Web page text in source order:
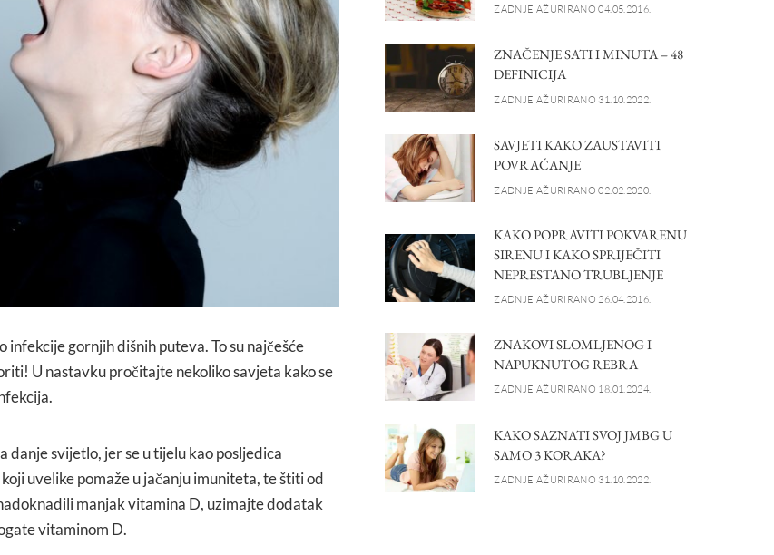
infekcije gornjih dišnih puteva. To su najčešće
U nastavku pročitajte nekoliko savjeta kako se
danje svijetlo, jer se u tijelu kao posljedica
uvelike pomaže u jačanju imuniteta, te štiti od
manjak vitamina D, uzimajte dodatak
vitaminom D.
ZADNJE AŽURIRANO 04.05.2016.
ZNAČENJE SATI I MINUTA – 48
DEFINICIJA
ZADNJE AŽURIRANO 31.10.2022.
SAVJETI KAKO ZAUSTAVITI
POVRAĆANJE
ZADNJE AŽURIRANO 02.02.2020.
KAKO POPRAVITI POKVARENU
SIRENU I KAKO SPRIJEČITI
NEPRESTANO TRUBLJENJE
ZADNJE AŽURIRANO 26.04.2016.
ZNAKOVI SLOMLJENOG I
NAPUKNUTOG REBRA
ZADNJE AŽURIRANO 18.01.2024.
KAKO SAZNATI SVOJ JMBG U
SAMO 3 KORAKA?
ZADNJE AŽURIRANO 31.10.2022.